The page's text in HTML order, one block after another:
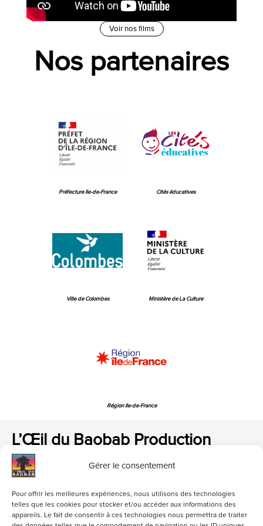
Gérer le consentement
Pour offrir les meilleures expériences, nous utilisons des technologies
telles que les cookies pour stocker et/ou accéder aux informations des
appareils. Le fait de consentir à ces technologies nous permettra de traiter
Voir nos films
Nos partenaires
Préfecture Ile-de-France Cités éducatives
Ville de Colombes Ministère de La Culture
Région Ile-de-France
L’Œil du Baobab Production
loeildubaobab@gmail.com